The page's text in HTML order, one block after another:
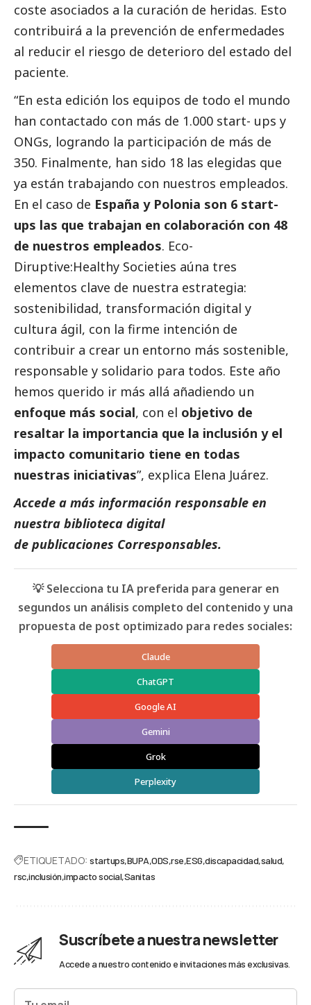
coste asociados a la curación de heridas. Esto
contribuirá a la prevención de enfermedades
al reducir el riesgo de deterioro del estado del
paciente.
“En esta edición los equipos de todo el mundo
han contactado con más de 1.000 start- ups y
ONGs, logrando la participación de más de
350. Finalmente, han sido 18 las elegidas que
ya están trabajando con nuestros empleados.
En el caso de España y Polonia son 6 start-
ups las que trabajan en colaboración con 48
de nuestros empleados. Eco-
Diruptive:Healthy Societies aúna tres
elementos clave de nuestra estrategia:
sostenibilidad, transformación digital y
cultura ágil, con la firme intención de
contribuir a crear un entorno más sostenible,
responsable y solidario para todos. Este año
hemos querido ir más allá añadiendo un
enfoque más social, con el objetivo de
resaltar la importancia que la inclusión y el
impacto comunitario tiene en todas
nuestras iniciativas”, explica Elena Juárez.
Accede a más información responsable en
nuestra biblioteca digital
de publicaciones Corresponsables.
💡 Selecciona tu IA preferida para generar en
segundos un análisis completo del contenido y una
propuesta de post optimizado para redes sociales:
Claude
ChatGPT
Google AI
Gemini
Grok
Perplexity
ETIQUETADO: startups BUPA ODS rse ESG discapacidad salud
rsc inclusión impacto social Sanitas
Suscríbete a nuestra newsletter
Accede a nuestro contenido e invitaciones más exclusivas.